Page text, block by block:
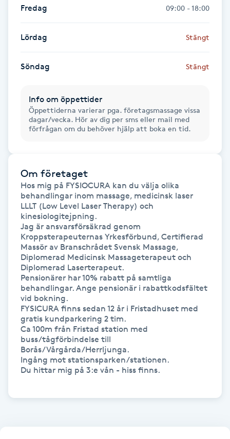
Fransförlängning Megavolym
Fransförlängning Volym
Fransk manikyr
Fransrengöring
Frekvensterapi
Friskvård
Friskvårdsmassage
Frisör
Funktionsanalys
Färgning
Föning
Gel naglar
Gelenaglar
Gellack
Fredag 09:00 - 18:00
Lördag Stängt
Söndag Stängt
Info om öppettider
Öppettiderna varierar pga. företagsmassage vissa
dagar/vecka. Hör av dig per sms eller mail med
förfrågan om du behöver hjälp att boka en tid.
Om företaget
Hos mig på FYSIOCURA kan du välja olika
behandlingar inom massage, medicinsk laser
LLLT (Low Level Laser Therapy) och
kinesiologitejpning.
Jag är ansvarsförsäkrad genom
Kroppsterapeuternas Yrkesförbund, Certifierad
Massör av Branschrådet Svensk Massage,
Diplomerad Medicinsk Massageterapeut och
Diplomerad Laserterapeut.
Pensionärer har 10% rabatt på samtliga
behandlingar. Ange pensionär i rabattkodsfältet
vid bokning.
FYSICURA finns sedan 12 år i Fristadhuset med
gratis kundparkering 2 tim.
Ca 100m från Fristad station med
buss/tågförbindelse till
Borås/Vårgårda/Herrljunga.
Ingång mot stationsparken/stationen.
Du hittar mig på 3:e vån - hiss finns.